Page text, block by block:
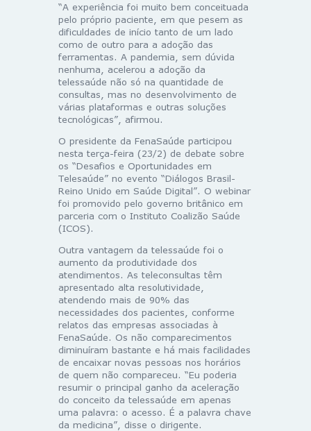
“A experiência foi muito bem conceituada
pelo próprio paciente, em que pesem as
dificuldades de início tanto de um lado
como de outro para a adoção das
ferramentas. A pandemia, sem dúvida
nenhuma, acelerou a adoção da
telessaúde não só na quantidade de
consultas, mas no desenvolvimento de
várias plataformas e outras soluções
tecnológicas”, afirmou.
O presidente da FenaSaúde participou
nesta terça-feira (23/2) de debate sobre
os “Desafios e Oportunidades em
Telesaúde” no evento “Diálogos Brasil-
Reino Unido em Saúde Digital”. O webinar
foi promovido pelo governo britânico em
parceria com o Instituto Coalizão Saúde
(ICOS).
Outra vantagem da telessaúde foi o
aumento da produtividade dos
atendimentos. As teleconsultas têm
apresentado alta resolutividade,
atendendo mais de 90% das
necessidades dos pacientes, conforme
relatos das empresas associadas à
FenaSaúde. Os não comparecimentos
diminuíram bastante e há mais facilidades
de encaixar novas pessoas nos horários
de quem não compareceu. “Eu poderia
resumir o principal ganho da aceleração
do conceito da telessaúde em apenas
uma palavra: o acesso. É a palavra chave
da medicina”, disse o dirigente.